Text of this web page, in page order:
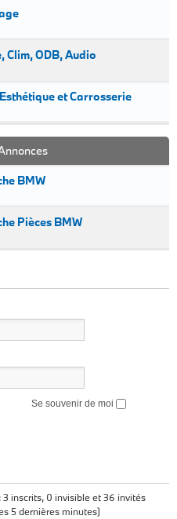
Clim, ODB, Audio
et Carrosserie
BMW
Pièces BMW
Se souvenir de moi
3 inscrits, 0 invisible et 36 invités
5 dernières minutes)